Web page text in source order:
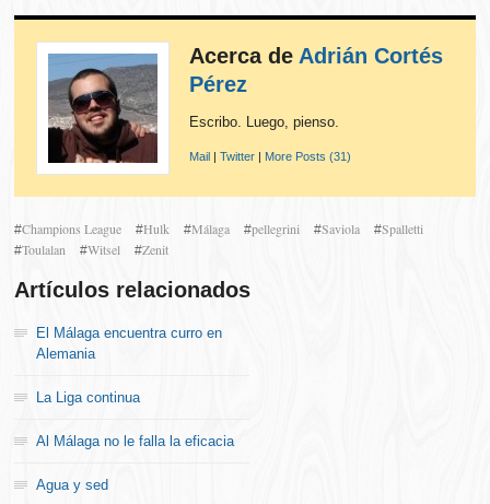
Acerca de Adrián Cortés
Pérez
Escribo. Luego, pienso.
Mail |Twitter | More Posts (31)
#Champions League #Hulk #Málaga #pellegrini #Saviola #Spalletti
#Toulalan #Witsel #Zenit
Artículos relacionados
El Málaga encuentra curro en
Alemania
La Liga continua
Al Málaga no le falla la eficacia
Agua y sed